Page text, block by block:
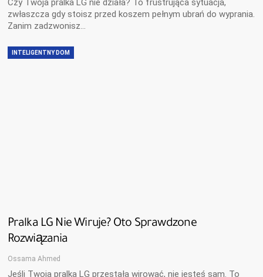
Czy Twoja pralka LG nie działa? To frustrująca sytuacja,
zwłaszcza gdy stoisz przed koszem pełnym ubrań do wyprania.
Zanim zadzwonisz…
INTELIGENTNY DOM
Pralka LG Nie Wiruje? Oto Sprawdzone
Rozwiązania
Ossama Ahmed
Jeśli Twoja pralka LG przestała wirować, nie jesteś sam. To